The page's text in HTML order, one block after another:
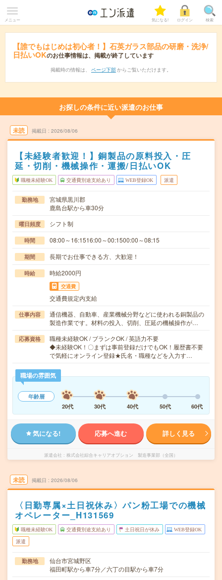
メニュー 気になる! ログイン 検索
【誰でもはじめは初心者！】石英ガラス部品の研磨・洗浄/
日払いOKのお仕事情報は、掲載が終了しています
掲載時の情報は、 ページ下部 からご覧いただけます。
お探しの条件に近い派遣のお仕事
未読 掲載日 2026/08/06
【未経験者歓迎！】銅製品の原料投入・圧
延・切削・機械操作・運搬/日払いOK
職種未経験OK 交通費別途支給あり WEB登録OK 派遣
勤務地
宮城県黒川郡
鹿島台駅から車30分
曜日頻度 シフト制
時間 08:00～16:1516:00～00:1500:00～08:15
期間 長期でお仕事できる方、大歓迎！
時給 時給2000円
交通費
交通費規定内支給
仕事内容
通信機器、自動車、産業機械分野などに使われる銅製品の
製造作業です。材料の投入、切削、圧延の機械操作が…
応募資格
職種未経験OK / ブランクOK / 英語力不要
◆未経験OK！〇まずは事前登録だけでもOK！履歴書不要
で気軽にオンライン登録★氏名・職種などを入力す…
職場の雰囲気
年齢層
20代
30代 40代 50代 60代
気になる! 応募へ進む 詳しく見る
派遣会社 株式会社綜合キャリアオプション 製造事業部（全国）
未読 掲載日 2026/08/06
〈日勤専属×土日祝休み〉パン粉工場での機械
オペレーター_H131569
職種未経験OK 交通費別途支給あり 土日祝日が休み WEB登録OK
派遣
勤務地
仙台市宮城野区
福田町駅から車7分／六丁の目駅から車7分